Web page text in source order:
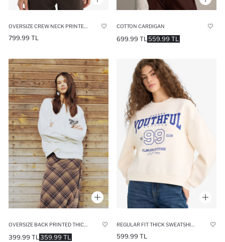
799.99 TL
COTTON CARDIGAN
559.99 TL
699.99 TL
OVERSIZE BACK PRINTED THICK FABRIC SWEATSHIRT
359.99 TL
399.99 TL
REGULAR FIT THICK SWEATSHIRT FABRIC SWEATSHIRT
599.99 TL